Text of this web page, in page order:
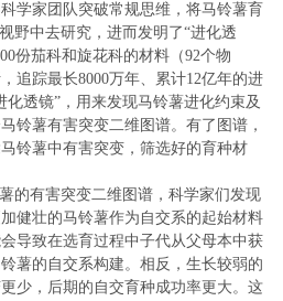
学家团队突破常规思维，将马铃薯育
野中去研究，进而发明了“进化透
份茄科和旋花科的材料（92个物
追踪最长8000万年、累计12亿年的进
透镜”，用来发现马铃薯进化约束及
铃薯有害突变二维图谱。有了图谱，
铃薯中有害突变，筛选好的育种材
有害突变二维图谱，科学家们发现
健壮的马铃薯作为自交系的起始材料
导致在选育过程中子代从父母本中获
薯的自交系构建。相反，生长较弱的
少，后期的自交育种成功率更大。这